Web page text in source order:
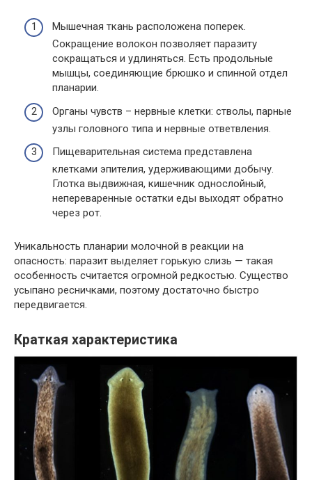
Мышечная ткань расположена поперек.
Сокращение волокон позволяет паразиту
сокращаться и удлиняться. Есть продольные
мышцы, соединяющие брюшко и спинной отдел
планарии.
Органы чувств – нервные клетки: стволы, парные
узлы головного типа и нервные ответвления.
Пищеварительная система представлена
клетками эпителия, удерживающими добычу.
Глотка выдвижная, кишечник однослойный,
непереваренные остатки еды выходят обратно
через рот.
Уникальность планарии молочной в реакции на
опасность: паразит выделяет горькую слизь — такая
особенность считается огромной редкостью. Существо
усыпано ресничками, поэтому достаточно быстро
передвигается.
Краткая характеристика